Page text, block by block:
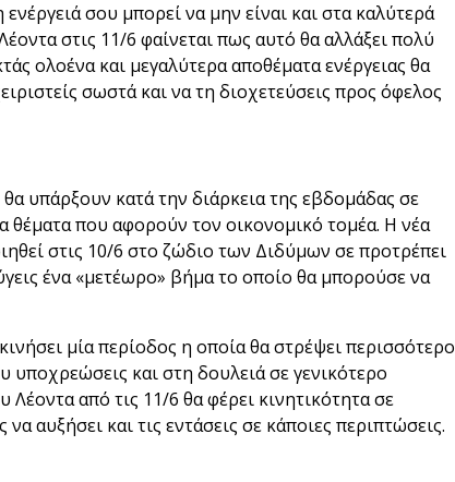
σου μπορεί να μην είναι και στα καλύτερά
στις 11/6 φαίνεται πως αυτό θα αλλάξει πολύ
ολοένα και μεγαλύτερα αποθέματα ενέργειας θα
σωστά και να τη διοχετεύσεις προς όφελος
υπάρξουν κατά την διάρκεια της εβδομάδας σε
που αφορούν τον οικονομικό τομέα. Η νέα
στις 10/6 στο ζώδιο των Διδύμων σε προτρέπει
ένα «μετέωρο» βήμα το οποίο θα μπορούσε να
μία περίοδος η οποία θα στρέψει περισσότερο
υποχρεώσεις και στη δουλειά σε γενικότερο
από τις 11/6 θα φέρει κινητικότητα σε
αυξήσει και τις εντάσεις σε κάποιες περιπτώσεις.